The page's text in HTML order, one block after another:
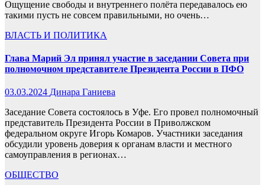
Ощущение свободы и внутреннего полёта передавалось ею
такими пусть не совсем правильными, но очень…
ВЛАСТЬ И ПОЛИТИКА
Глава Марий Эл принял участие в заседании Совета при
полномочном представителе Президента России в ПФО
03.03.2024 Динара Ганиева
Заседание Совета состоялось в Уфе. Его провел полномочный
представитель Президента России в Приволжском
федеральном округе Игорь Комаров. Участники заседания
обсудили уровень доверия к органам власти и местного
самоуправления в регионах…
ОБЩЕСТВО